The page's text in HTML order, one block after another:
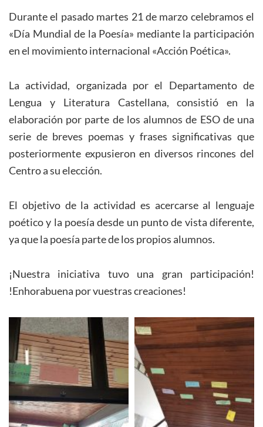
Durante el pasado martes 21 de marzo celebramos el
«Día Mundial de la Poesía» mediante la participación
en el movimiento internacional «Acción Poética».
La actividad, organizada por el Departamento de
Lengua y Literatura Castellana, consistió en la
elaboración por parte de los alumnos de ESO de una
serie de breves poemas y frases significativas que
posteriormente expusieron en diversos rincones del
Centro a su elección.
El objetivo de la actividad es acercarse al lenguaje
poético y la poesía desde un punto de vista diferente,
ya que la poesía parte de los propios alumnos.
¡Nuestra iniciativa tuvo una gran participación!
!Enhorabuena por vuestras creaciones!